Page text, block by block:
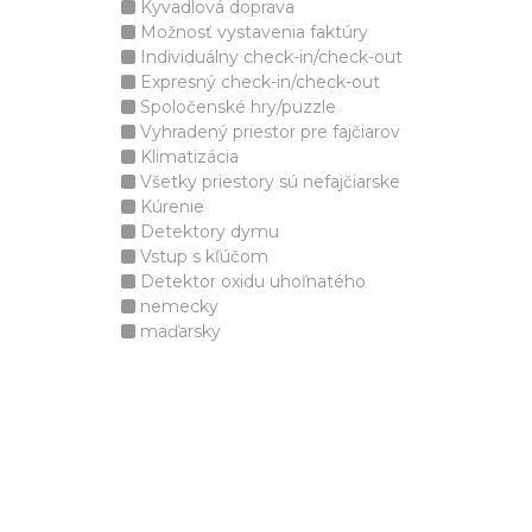
Kyvadlová doprava
Možnosť vystavenia faktúry
Individuálny check-in/check-out
Expresný check-in/check-out
Spoločenské hry/puzzle
Vyhradený priestor pre fajčiarov
Klimatizácia
Všetky priestory sú nefajčiarske
Kúrenie
Detektory dymu
Vstup s kľúčom
Detektor oxidu uhoľnatého
nemecky
maďarsky